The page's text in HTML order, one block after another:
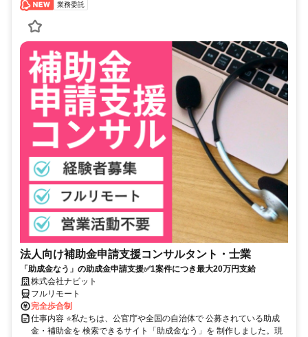
業務委託
法人向け補助金申請支援コンサルタント・士業
「助成金なう」の助成金申請支援✅1案件につき最大20万円支給
株式会社ナビット
フルリモート
完全歩合制
仕事内容 ⭐私たちは、公官庁や全国の自治体で 公募されている助成
金・補助金を 検索できるサイト「助成金なう」を 制作しました。現